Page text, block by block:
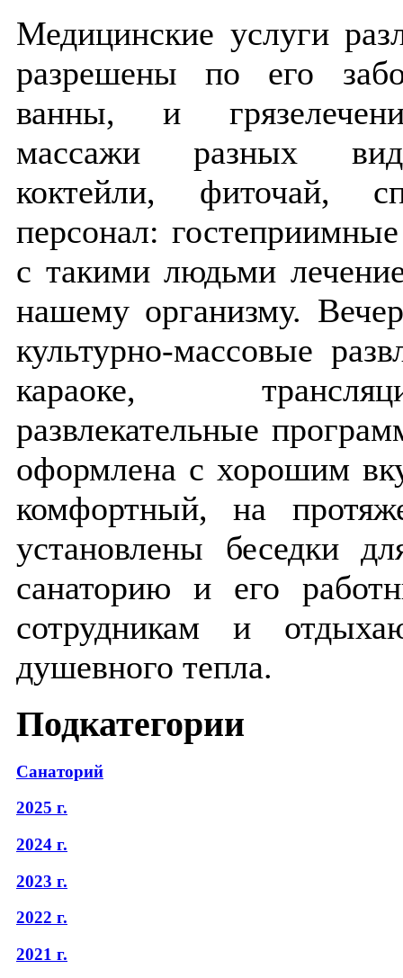
Медицинские услуги
разрешены по его
ванны, и
массажи разных
коктейли, фиточай,
персонал:
с такими людьми
нашему организму.
культурно-массовые
караоке,
развлекательные
оформлена с хорошим
комфортный, на
установлены беседки
санаторию и его
сотрудникам и
душевного тепла.
Подкатегории
Санаторий
2025 г.
2024 г.
2023 г.
2022 г.
2021 г.